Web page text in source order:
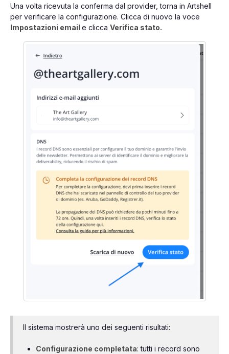
Una volta ricevuta la conferma dal provider, torna in Artshell
per verificare la configurazione. Clicca di nuovo la voce
Impostazioni email e clicca Verifica stato.
Il sistema mostrerà uno dei seguenti risultati:
Configurazione completata: tutti i record sono